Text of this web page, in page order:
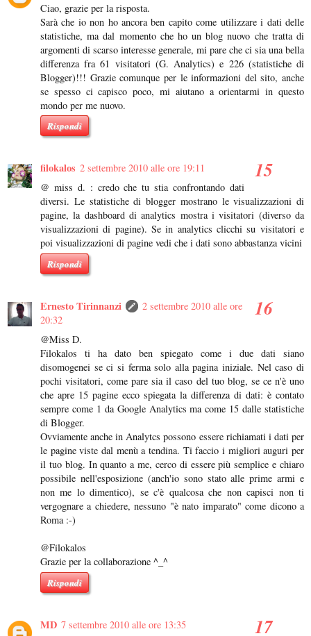
Ciao, grazie per la risposta.
Sarà che io non ho ancora ben capito come utilizzare i dati delle
statistiche, ma dal momento che ho un blog nuovo che tratta di
argomenti di scarso interesse generale, mi pare che ci sia una bella
differenza fra 61 visitatori (G. Analytics) e 226 (statistiche di
Blogger)!!! Grazie comunque per le informazioni del sito, anche
se spesso ci capisco poco, mi aiutano a orientarmi in questo
mondo per me nuovo.
Rispondi
filokalos 2 settembre 2010 alle ore 19:11
@ miss d. : credo che tu stia confrontando dati
diversi. Le statistiche di blogger mostrano le visualizzazioni di
pagine, la dashboard di analytics mostra i visitatori (diverso da
visualizzazioni di pagine). Se in analytics clicchi su visitatori e
poi visualizzazioni di pagine vedi che i dati sono abbastanza vicini
Rispondi
Ernesto Tirinnanzi
2 settembre 2010 alle ore
20:32
@Miss D.
Filokalos ti ha dato ben spiegato come i due dati siano
disomogenei se ci si ferma solo alla pagina iniziale. Nel caso di
pochi visitatori, come pare sia il caso del tuo blog, se ce n'è uno
che apre 15 pagine ecco spiegata la differenza di dati: è contato
sempre come 1 da Google Analytics ma come 15 dalle statistiche
di Blogger.
Ovviamente anche in Analytcs possono essere richiamati i dati per
le pagine viste dal menù a tendina. Ti faccio i migliori auguri per
il tuo blog. In quanto a me, cerco di essere più semplice e chiaro
possibile nell'esposizione (anch'io sono stato alle prime armi e
non me lo dimentico), se c'è qualcosa che non capisci non ti
vergognare a chiedere, nessuno "è nato imparato" come dicono a
Roma :-)
@Filokalos
Grazie per la collaborazione ^_^
Rispondi
MD 7 settembre 2010 alle ore 13:35